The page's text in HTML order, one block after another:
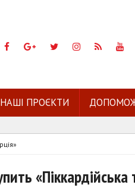
НАШІ ПРОЄКТИ
«Піккардійська